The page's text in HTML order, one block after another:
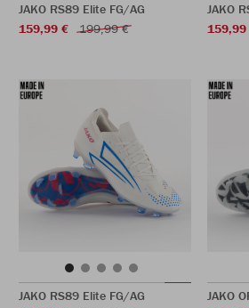
JAKO RS89 Elite FG/AG
159,99 €
199,99 €
JAKO
159,99
JAKO RS89 Elite FG/AG
JAKO